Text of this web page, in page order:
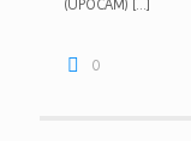
(UPOCAM) […]
0